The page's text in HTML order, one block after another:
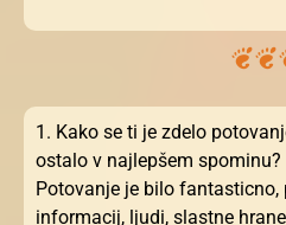
1. Kako se ti je zdelo
ostalo v najlepšem spominu?
Potovanje je bilo
informacij, ljudi, slastne